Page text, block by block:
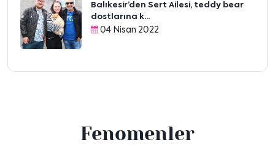
Balıkesir’den Sert Ailesi, teddy bear
dostlarına k...
04 Nisan 2022
Fenomenler